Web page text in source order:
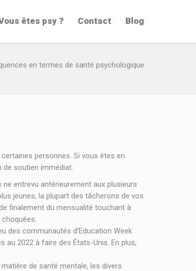
êtes psy ? Contact Blog
en termes de santé psychologique
personnes. Si vous êtes en
de soutien immédiat.
entrevu antérieurement aux plusieurs
jeunes, la plupart des tâcherons de vos
finalement du mensualité touchant à
des communautés d’Education Week
2022 à faire des États-Unis. En plus,
de santé mentale, les divers